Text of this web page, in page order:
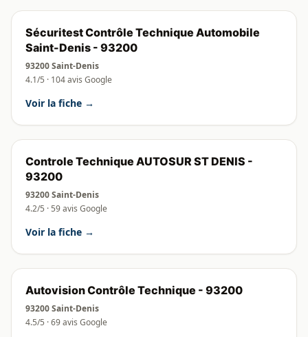
Sécuritest Contrôle Technique Automobile
Saint-Denis - 93200
93200 Saint-Denis
4.1/5 · 104 avis Google
Voir la fiche →
Controle Technique AUTOSUR ST DENIS -
93200
93200 Saint-Denis
4.2/5 · 59 avis Google
Voir la fiche →
Autovision Contrôle Technique - 93200
93200 Saint-Denis
4.5/5 · 69 avis Google